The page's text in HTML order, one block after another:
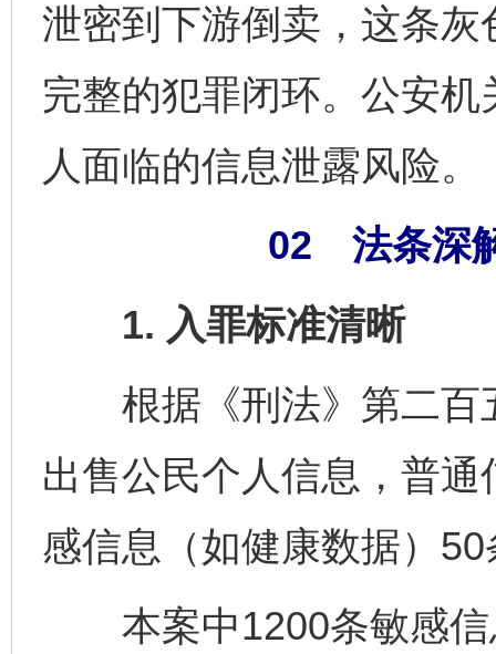
泄密到下游倒卖，这条
完整的犯罪闭环。公安
人面临的信息泄露风险。
02 法条深
1. 入罪标准清晰
根据《刑法》第二百
出售公民个人信息，普
感信息（如健康数据）
本案中1200条敏感信